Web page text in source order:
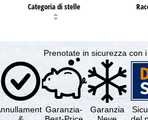
Categoria di stelle
Prenotate in sicurezza con
Garanzia-
Garanzia